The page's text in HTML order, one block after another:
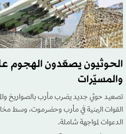
الحوثيون يصعّدون الهجوم
والمسيّرات
تصعيد حوثي جديد يضرب مأرب بالصواريخ
القوات اليمنية في مأرب وحضرموت، وسط
الدعوات لمواجهة شاملة.